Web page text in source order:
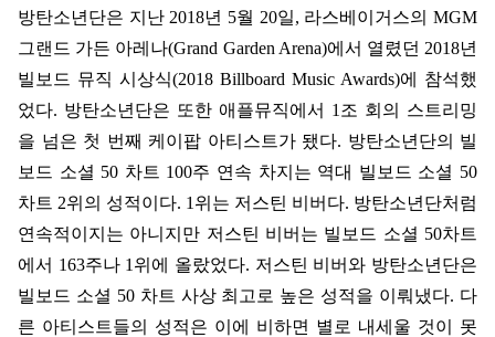
방탄소년단은 지난 2018년 5월 20일, 라스베이거스의MGM
그랜드 가든 아레나(Grand Garden Arena)에서 열렸던 2018년
빌보드 뮤직 시상식(2018 Billboard Music Awards)에 참석했
었다. 방탄소년단은 또한 애플뮤직에서 1 조 회의 스트리밍
을 넘은 첫 번째 케이팝 아티스트가 됐다. 방탄소년단의 빌
보드 소셜 50 차트 100주 연속 차지는 역대 빌보드 소셜 50
차트 2위의 성적이다. 1 위는 저스틴 비버다. 방탄소년단처럼
연속적이지는 아니지만 저스틴 비버는 빌보드 소셜 50차트
에서 163주나 1 위에 올랐었다. 저스틴 비버와 방탄소년단은
빌보드 소셜 50 차트 사상 최고로 높은 성적을 이뤄냈다. 다
른 아티스트들의 성적은 이에 비하면 별로 내세울 것이 못